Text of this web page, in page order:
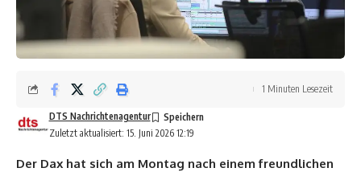
Zuletzt aktualisiert: 15. Juni 2026 12:19
DTS Nachrichtenagentur
1 Minuten Lesezeit
Der Dax hat sich am Montag nach einem freundlichen